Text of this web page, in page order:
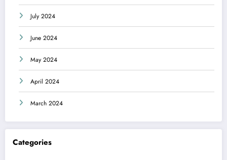
July 2024
June 2024
May 2024
April 2024
March 2024
Categories